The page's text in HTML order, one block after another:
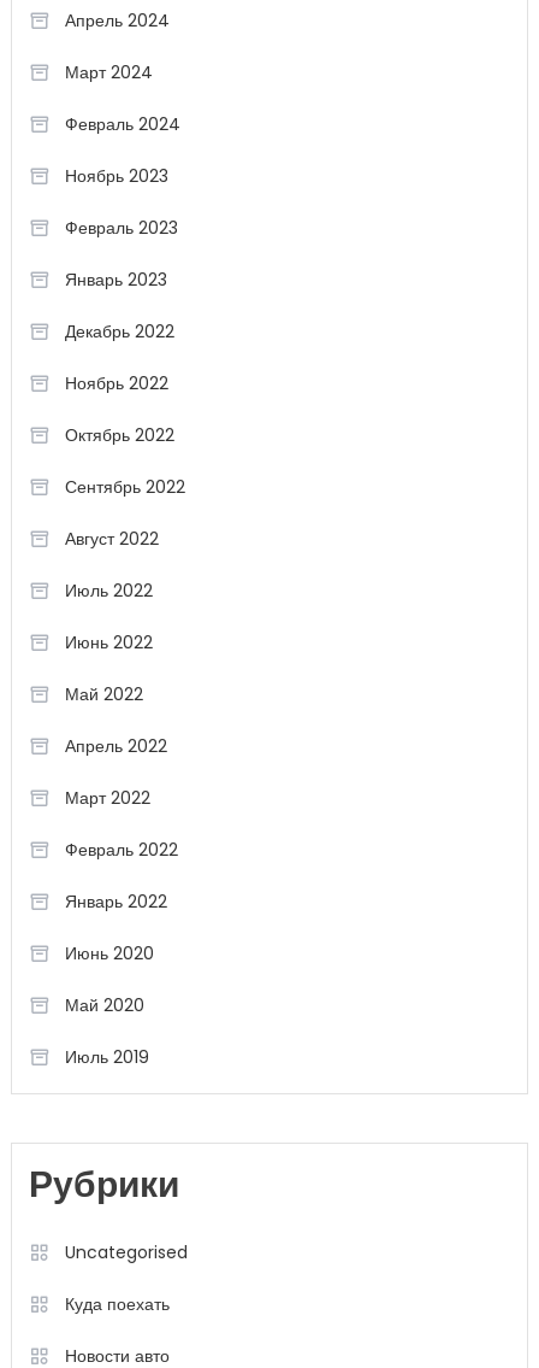
Апрель 2024
Март 2024
Февраль 2024
Ноябрь 2023
Февраль 2023
Январь 2023
Декабрь 2022
Ноябрь 2022
Октябрь 2022
Сентябрь 2022
Август 2022
Июль 2022
Июнь 2022
Май 2022
Апрель 2022
Март 2022
Февраль 2022
Январь 2022
Июнь 2020
Май 2020
Июль 2019
Рубрики
Uncategorised
Куда поехать
Новости авто